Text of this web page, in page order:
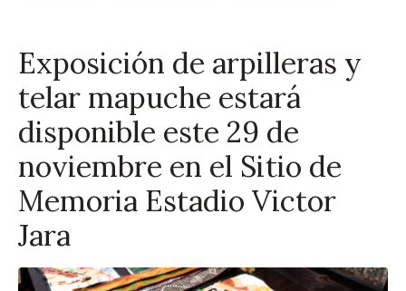
Exposición de arpilleras y
telar mapuche estará
disponible este 29 de
noviembre en el Sitio de
Memoria Estadio Victor
Jara